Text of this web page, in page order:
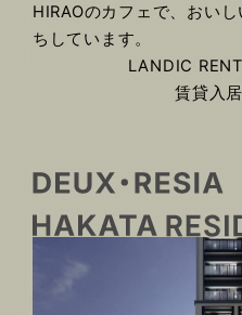
HIRAOのカフェで、おい
ちしています。
LANDIC
賃貸入